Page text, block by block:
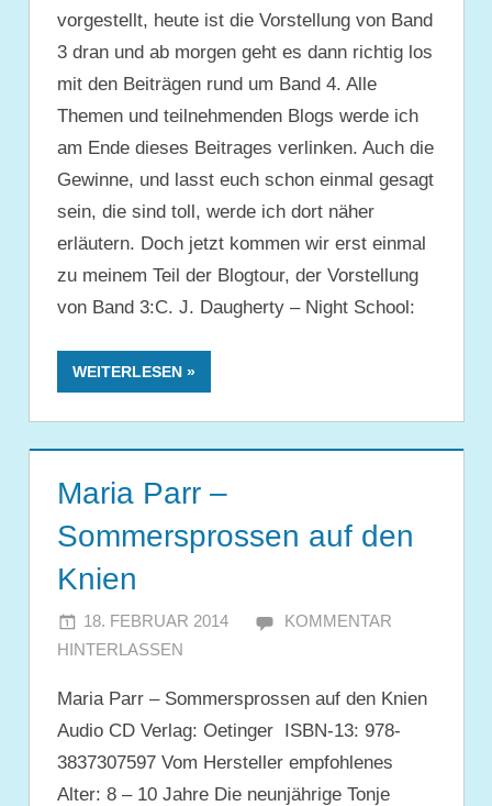
vorgestellt, heute ist die Vorstellung von Band
3 dran und ab morgen geht es dann richtig los
mit den Beiträgen rund um Band 4. Alle
Themen und teilnehmenden Blogs werde ich
am Ende dieses Beitrages verlinken. Auch die
Gewinne, und lasst euch schon einmal gesagt
sein, die sind toll, werde ich dort näher
erläutern. Doch jetzt kommen wir erst einmal
zu meinem Teil der Blogtour, der Vorstellung
von Band 3:C. J. Daugherty – Night School:
WEITERLESEN
Maria Parr –
Sommersprossen auf den
Knien
18. FEBRUAR 2014 JULIA
KOMMENTAR
HINTERLASSEN
Maria Parr – Sommersprossen auf den Knien
Audio CD Verlag: Oetinger ISBN-13: 978-
3837307597 Vom Hersteller empfohlenes
Alter: 8 – 10 Jahre Die neunjährige Tonje